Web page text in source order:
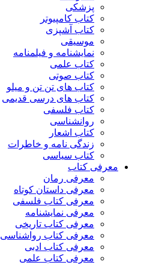
پزشکی
کتاب کامپیوتر
کتاب آشپزی
موسیقی
نمایشنامه و فیلمنامه
کتاب علمی
کتاب صوتی
کتاب های تن تن و میلو
کتاب های درسی قدیمی
کتاب فلسفی
روانشناسی
کتاب اشعار
زندگی نامه و خاطرات
کتاب سیاسی
معرفی کتاب
معرفی رمان
معرفی داستان کوتاه
معرفی کتاب فلسفی
معرفی نمایشنامه
معرفی کتاب تاریخی
معرفی کتاب رواشناسی
معرفی کتاب ادبی
معرفی کتاب علمی